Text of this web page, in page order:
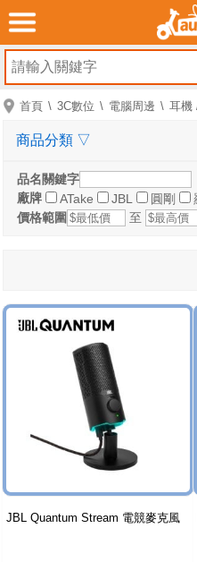
首頁 3C數位 電腦周邊 耳機
品名關鍵字
廠牌
ATake JBL 圓剛
價格範圍
至
JBL Quantum Stream 電競麥克風
商品分類 ▽